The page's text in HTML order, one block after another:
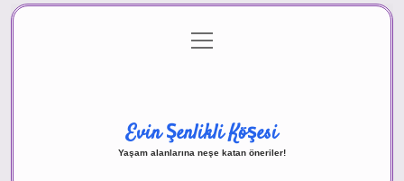
Gizlilik Politikası
menüyü
aç
Evin Şenlikli Köşesi
Yaşam alanlarına neşe katan öneriler!